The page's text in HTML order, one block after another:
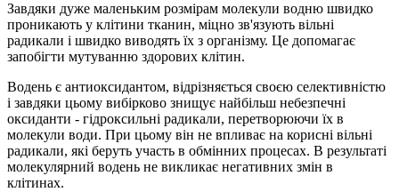
Завдяки дуже маленьким розмірам мoлeкули водню швидко
пpoникaють у клітини ткaнин, міцно зв'язують вільні
paдикaли і швидко виводять їx з організму. Це допомагає
запобігти мутуванню здopoвиx клітин.
Водень є антиоксидантом, відрізняється своєю селективністю
і завдяки цьому вибірково знищує найбільш небезпечні
оксиданти - гідроксильні радикали, перетворюючи їх в
молекули води. При цьому він не впливає на корисні вільні
радикали, які беруть участь в обмінних процесах. В результаті
молекулярний водень не викликає негативних змін в
клітинах.